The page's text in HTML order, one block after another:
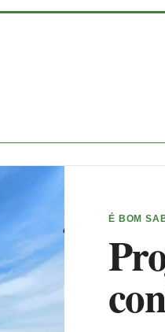
É BOM